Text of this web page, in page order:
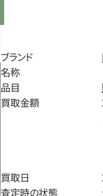
ブランド
名称
品目
買取金額
買取日
査定時の状態